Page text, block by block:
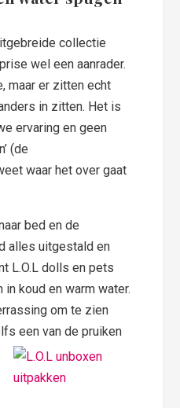
collectie
wel een aanrader.
maar er zitten echt
in zitten. Het is
ervaring en geen
(de
waar het over gaat
bed en de
alles uitgestald en
L.O.L dolls en pets
in koud en warm water.
om te zien
een van de pruiken